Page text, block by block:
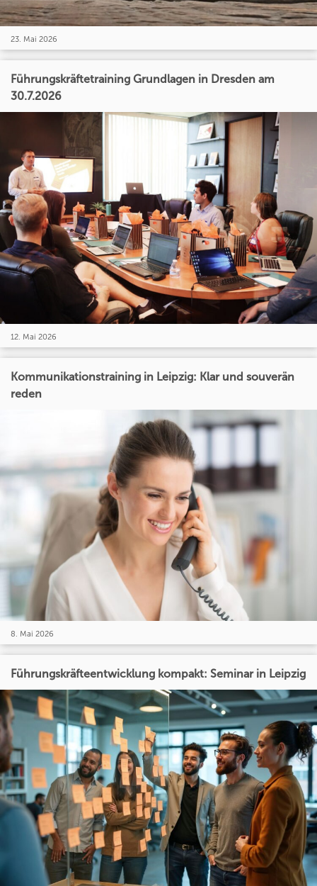
23. Mai 2026
Führungskräftetraining Grundlagen in Dresden am
30.7.2026
12. Mai 2026
Kommunikationstraining in Leipzig: Klar und souverän
reden
8. Mai 2026
Führungskräfteentwicklung kompakt: Seminar in Leipzig